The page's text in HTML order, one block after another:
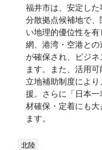
福井市は、安定し
分散拠点候補地で
い地理的優位性を
網、港湾・空港と
が確保され、ビジ
ます。また、活用
立地補助制度によ
援。さらに「日本
材確保・定着にも
ます。
北陸